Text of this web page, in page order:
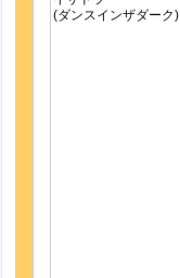
(ダンスインザダーク)